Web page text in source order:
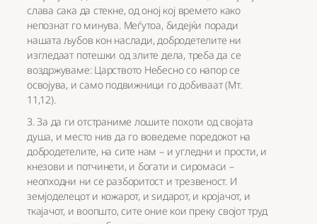
слава сака да стекне, од оној кој времето како
непознат го минува. Меѓутоа, бидејќи поради
нашата љубов кон наслади, добродетелите ни
изгледаат потешки од злите дела, треба да се
воздржуваме: Царството Небесно со напор се
освојува, и само подвижници го добиваат (Мт.
11,12).
3. За да ги отстраниме лошите похоти од својата
душа, и место нив да го воведеме поредокот на
добродетелите, на сите нам – и угледни и прости, и
кнезови и потчинети, и богати и сиромаси –
неопходни ни се разборитост и трезвеност. И
земјоделецот и кожарот, и ѕидарот, и кројачот, и
ткајачот, и воопшто, сите оние кои преку својот труд